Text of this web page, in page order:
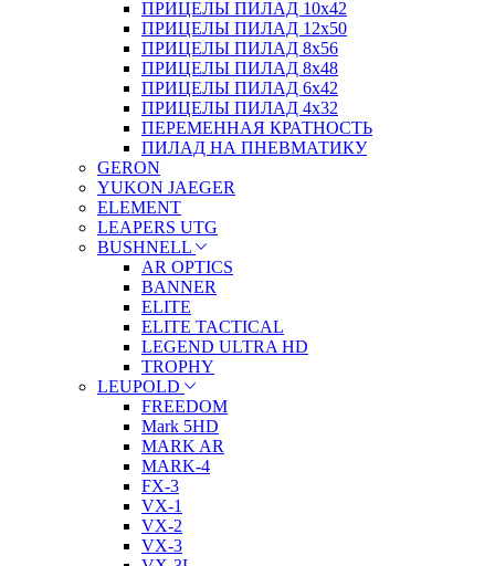
ПРИЦЕЛЫ ПИЛАД 10х42
ПРИЦЕЛЫ ПИЛАД 12х50
ПРИЦЕЛЫ ПИЛАД 8х56
ПРИЦЕЛЫ ПИЛАД 8х48
ПРИЦЕЛЫ ПИЛАД 6х42
ПРИЦЕЛЫ ПИЛАД 4х32
ПЕРЕМЕННАЯ КРАТНОСТЬ
ПИЛАД НА ПНЕВМАТИКУ
GERON
YUKON JAEGER
ELEMENT
LEAPERS UTG
BUSHNELL
AR OPTICS
BANNER
ELITE
ELITE TACTICAL
LEGEND ULTRA HD
TROPHY
LEUPOLD
FREEDOM
Mark 5HD
MARK AR
MARK-4
FX-3
VX-1
VX-2
VX-3